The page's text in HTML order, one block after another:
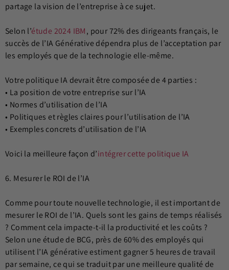
partage la vision de l’entreprise à ce sujet.
Selon l’étude 2024 IBM, pour 72% des dirigeants français, le
succès de l’IA Générative dépendra plus de l’acceptation par
les employés que de la technologie elle-même.
Votre politique IA devrait être composée de 4 parties :
• La position de votre entreprise sur l’IA
• Normes d’utilisation de l’IA
• Politiques et règles claires pour l’utilisation de l’IA
• Exemples concrets d’utilisation de l’IA
Voici la meilleure façon d’intégrer cette politique IA
6. Mesurer le ROI de l’IA
Comme pour toute nouvelle technologie, il est important de
mesurer le ROI de l’IA. Quels sont les gains de temps réalisés
? Comment cela impacte-t-il la productivité et les coûts ?
Selon une étude de BCG, près de 60% des employés qui
utilisent l’IA générative estiment gagner 5 heures de travail
par semaine, ce qui se traduit par une meilleure qualité de